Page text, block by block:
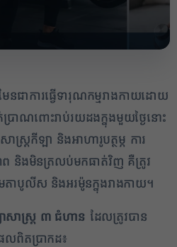
ែនជាការធ្វើទារុណកម្មរាងកាយដោយ
រាណពោះរាប់រយដងក្នុងមួយថ្ងៃនោះ
ត្រកីឡា និងអាហារូបត្ថម្ភ ការ
ព និងមិនត្រលប់មកធាត់វិញ គឺត្រូវ
តាបូលីស និងអរម៉ូនក្នុងរាងកាយ។
ាសាស្ត្រ ៣ ជំហាន ដែលត្រូវបាន
លពិតប្រាកដ៖